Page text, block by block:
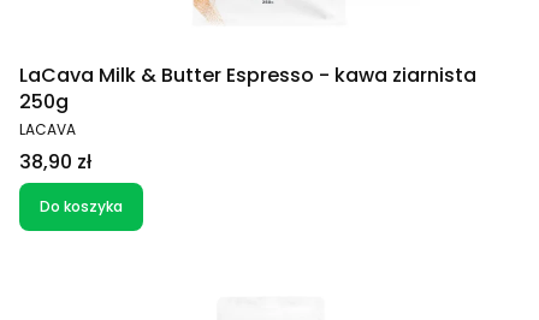
LaCava Milk & Butter Espresso - kawa ziarnista
250g
PRODUCENT
LACAVA
Cena
38,90 zł
Do koszyka